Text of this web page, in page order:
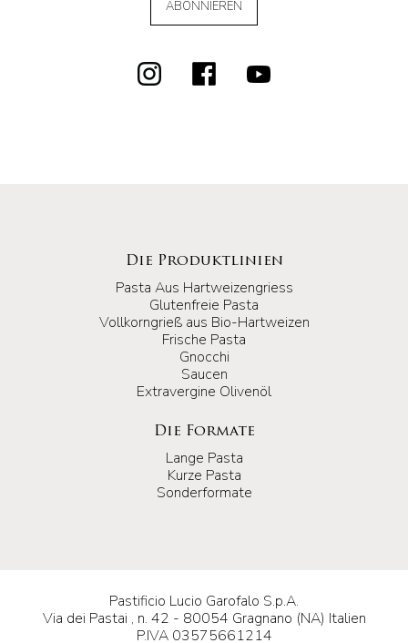
ABONNIEREN
Die Produktlinien
Pasta Aus Hartweizengriess
Glutenfreie Pasta
Vollkorngrieß aus Bio-Hartweizen
Frische Pasta
Gnocchi
Saucen
Extravergine Olivenöl
Die Formate
Lange Pasta
Kurze Pasta
Sonderformate
Pastificio Lucio Garofalo S.p.A.
Via dei Pastai , n. 42 - 80054 Gragnano (NA) Italien
P.IVA 03575661214